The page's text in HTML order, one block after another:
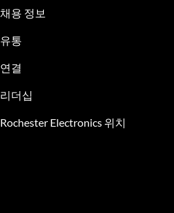
채용 정보
유통
연결
리더십
Rochester Electronics 위치